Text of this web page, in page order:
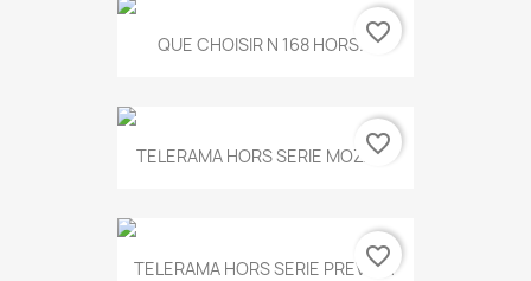
QUE CHOISIR N 168 HORS...favorite_border
TELERAMA HORS SERIE MOZART
favorite_border
TELERAMA HORS SERIE PREVERT
favorite_border